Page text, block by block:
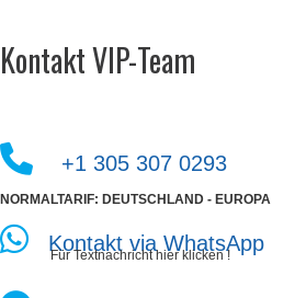
Kontakt VIP-Team
+1 305 307 0293
NORMALTARIF: DEUTSCHLAND - EUROPA
Kontakt via WhatsApp
Für Textnachricht hier klicken !